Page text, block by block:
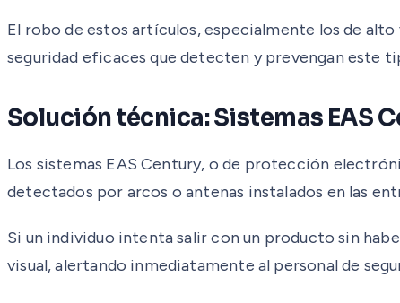
El robo de estos artículos, especialmente los de
seguridad eficaces que detecten y prevengan este
Solución técnica: Sistemas EAS
Los sistemas EAS Century, o de protección
detectados por arcos o antenas instalados en las
Si un individuo intenta salir con un producto sin
visual, alertando inmediatamente al personal de